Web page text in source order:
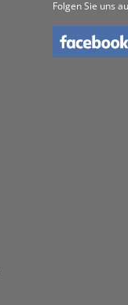
Folgen Sie uns